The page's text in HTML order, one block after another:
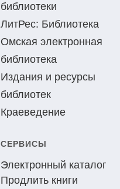
библиотеки
ЛитРес: Библиотека
Омская электронная
библиотека
Издания и ресурсы
библиотек
Краеведение
СЕРВИСЫ
Электронный каталог
Продлить книги